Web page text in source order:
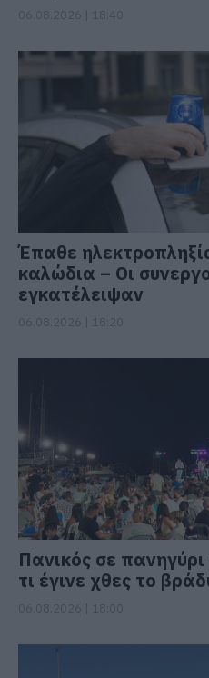
Έπαθε
καλώδια – Οι
εγκατέλειψαν
Πανικός σε
τι έγινε χθες το